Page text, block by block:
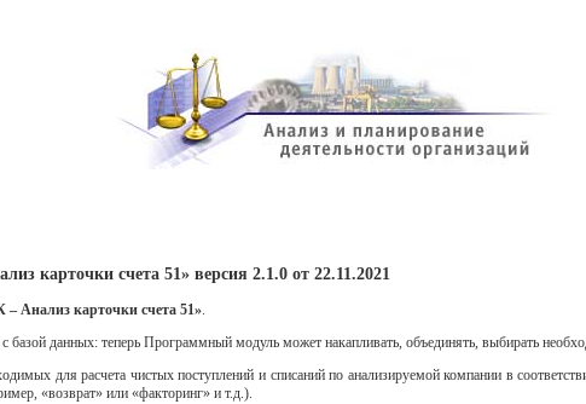
карточки счета 51» версия 2.1.0 от 22.11.2021
Анализ карточки счета 51».
данных: теперь Программный модуль может накапливать, объединять, выбирать
для расчета чистых поступлений и списаний по анализируемой компании в
«возврат» или «факторинг» и т.д.).